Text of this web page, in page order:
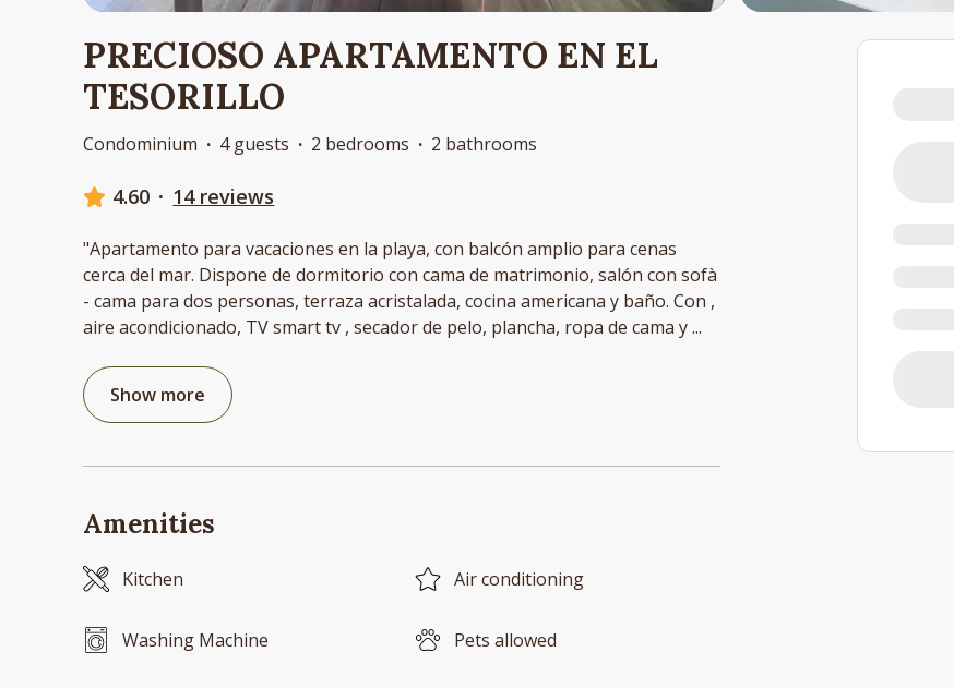
PRECIOSO APARTAMENTO EN EL
TESORILLO
Condominium · 4 guests · 2 bedrooms · 2 bathrooms
4.60 · 14 reviews
"Apartamento para vacaciones en la playa, con balcón amplio para cenas
cerca del mar. Dispone de dormitorio con cama de matrimonio, salón con sofà
- cama para dos personas, terraza acristalada, cocina americana y baño. Con ,
aire acondicionado, TV smart tv , secador de pelo, plancha, ropa de cama y...
Show more
Amenities
Kitchen Air conditioning
Washing Machine Pets allowed